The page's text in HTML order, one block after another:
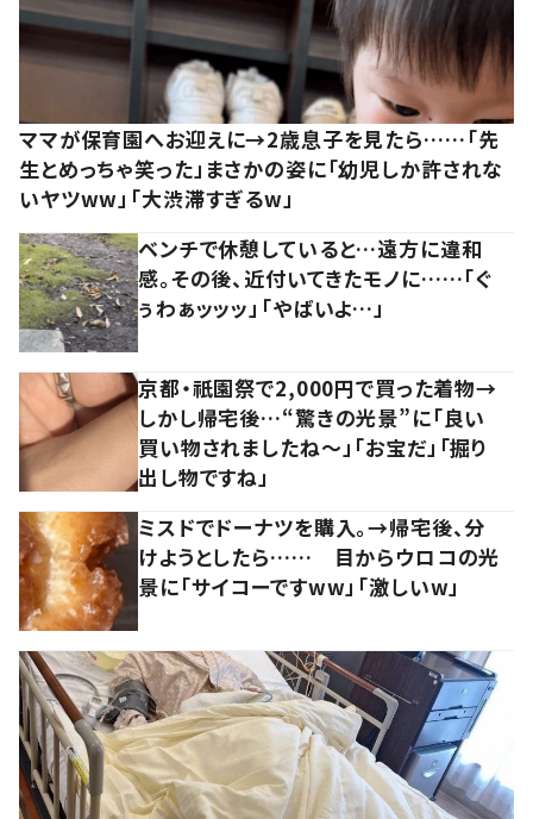
ママが保育園へお迎えに→2歳息子を見たら……「先
生とめっちゃ笑った」まさかの姿に「幼児しか許されな
いヤツww」「大渋滞すぎるw」
ベンチで休憩していると…遠方に違和
感。その後、近付いてきたモノに……「ぐ
ぅわぁッッッ」「やばいよ…」
京都・祇園祭で2,000円で買った着物→
しかし帰宅後…“驚きの光景”に「良い
買い物されましたね～」「お宝だ」「掘り
出し物ですね」
ミスドでドーナツを購入。→帰宅後、分
けようとしたら…… 目からウロコの光
景に「サイコーですww」「激しいw」